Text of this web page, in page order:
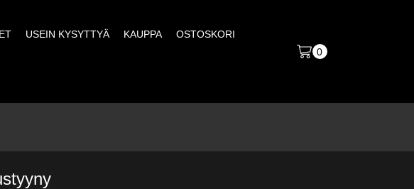
USEIN KYSYTTYÄ KAUPPA OSTOSKORI
0